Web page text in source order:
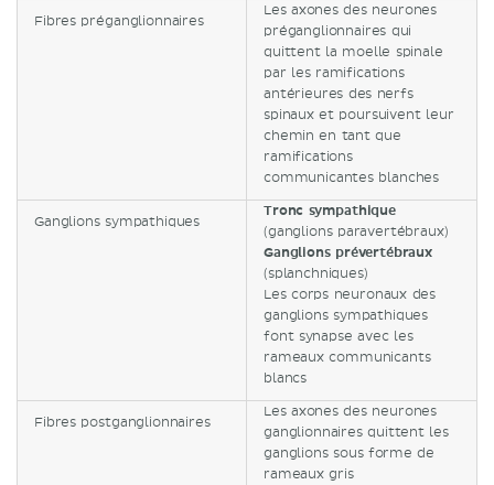
Fibres préganglionnaires
Les axones des neurones
préganglionnaires qui
quittent la moelle spinale
par les ramifications
antérieures des nerfs
spinaux et poursuivent leur
chemin en tant que
ramifications
communicantes blanches
Ganglions sympathiques
Tronc sympathique
(ganglions paravertébraux)
Ganglions prévertébraux
(splanchniques)
Les corps neuronaux des
ganglions sympathiques
font synapse avec les
rameaux communicants
blancs
Fibres postganglionnaires
Les axones des neurones
ganglionnaires quittent les
ganglions sous forme de
rameaux gris